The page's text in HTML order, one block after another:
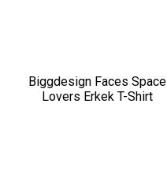
Biggdesign Faces Space
Lovers Erkek T-Shirt